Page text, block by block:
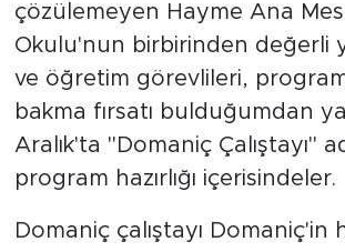
çözülemeyen Hayme Ana
Okulu'nun birbirinden değerli
ve öğretim görevlileri,
bakma fırsatı bulduğumdan
Aralık'ta "Domaniç Çalıştayı"
program hazırlığı içerisindeler.
Domaniç çalıştayı Domaniç'in